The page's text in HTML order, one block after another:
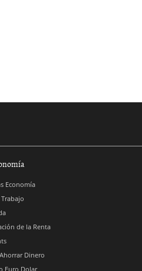
Economía
Trabajo
de la Renta
Dinero
Euro Dolar